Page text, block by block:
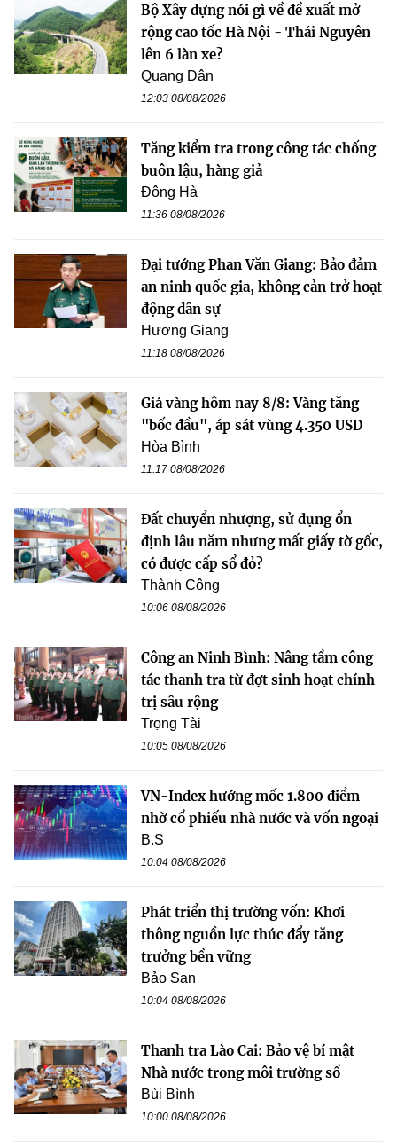
Bộ Xây dựng nói gì về đề xuất mở
rộng cao tốc Hà Nội - Thái Nguyên
lên 6 làn xe?
Quang Dân
12:03 08/08/2026
Tăng kiểm tra trong công tác chống
buôn lậu, hàng giả
Đông Hà
11:36 08/08/2026
Đại tướng Phan Văn Giang: Bảo đảm
an ninh quốc gia, không cản trở hoạt
động dân sự
Hương Giang
11:18 08/08/2026
Giá vàng hôm nay 8/8: Vàng tăng
"bốc đầu", áp sát vùng 4.350 USD
Hòa Bình
11:17 08/08/2026
Đất chuyển nhượng, sử dụng ổn
định lâu năm nhưng mất giấy tờ gốc,
có được cấp sổ đỏ?
Thành Công
10:06 08/08/2026
Công an Ninh Bình: Nâng tầm công
tác thanh tra từ đợt sinh hoạt chính
trị sâu rộng
Trọng Tài
10:05 08/08/2026
VN-Index hướng mốc 1.800 điểm
nhờ cổ phiếu nhà nước và vốn ngoại
B.S
10:04 08/08/2026
Phát triển thị trường vốn: Khơi
thông nguồn lực thúc đẩy tăng
trưởng bền vững
Bảo San
10:04 08/08/2026
Thanh tra Lào Cai: Bảo vệ bí mật
Nhà nước trong môi trường số
Bùi Bình
10:00 08/08/2026